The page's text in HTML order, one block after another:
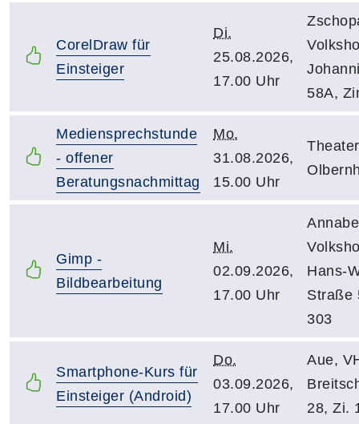
CorelDraw für
Einsteiger
Di.
25.08.2026,
17.00 Uhr
58A,
Mediensprechstunde
- offener
Beratungsnachmittag
Mo.
31.08.2026,
15.00 Uhr
Gimp -
Bildbearbeitung
Mi.
02.09.2026,
17.00 Uhr
Hans-
Straße
303
Smartphone-Kurs für
Einsteiger (Android)
Do.
03.09.2026,
17.00 Uhr
Aue,
28, Zi.